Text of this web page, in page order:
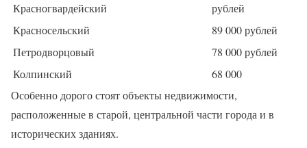
Красногвардейский
рублей
Красносельский
89 000 рублей
Петродворцовый
78 000 рублей
Колпинский
68 000
Особенно дорого стоят объекты недвижимости,
расположенные в старой, центральной части города и в
исторических зданиях.